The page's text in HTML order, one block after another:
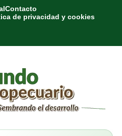
Contacto
de privacidad y cookies